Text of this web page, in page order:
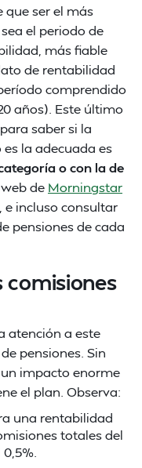
que ser el más
el periodo de
más fiable
de rentabilidad
comprendido
años). Este último
saber si la
la adecuada es
o con la de
web de Morningstar
e incluso consultar
pensiones de cada
comisiones
atención a este
pensiones. Sin
impacto enorme
el plan. Observa:
una rentabilidad
totales del